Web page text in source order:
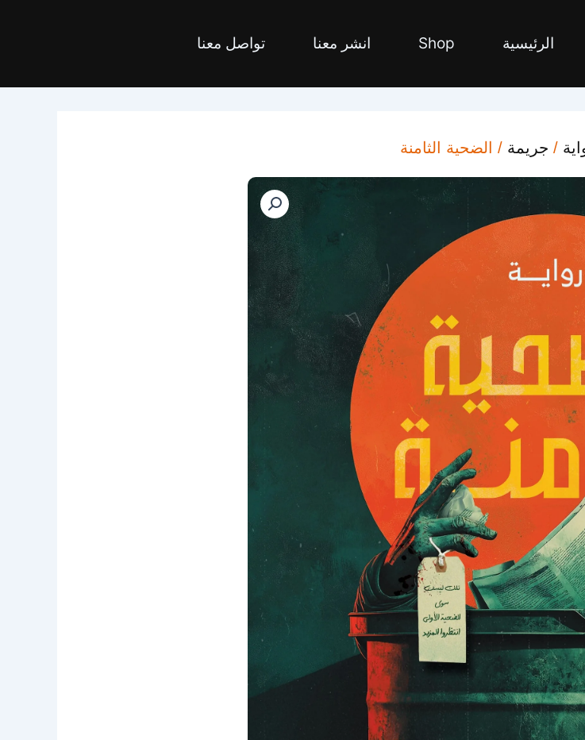
الرئيسية Shop انشر معنا تواصل معنا
/ جريمة / الضحية الثامنة